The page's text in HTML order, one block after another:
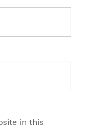
in this